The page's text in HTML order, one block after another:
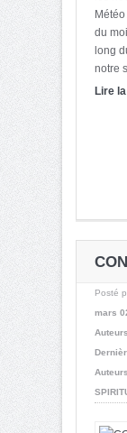
du
long
notre
Lire
Posté
mars
Auteurs
Auteurs